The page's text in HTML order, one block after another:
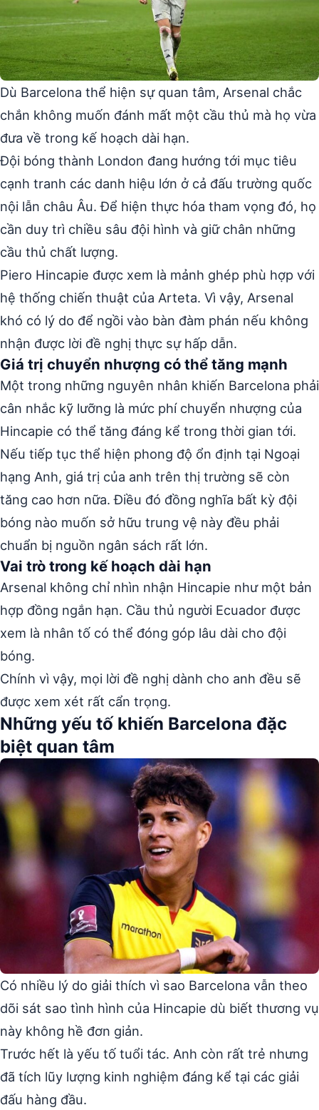
Dù Barcelona thể hiện sự quan tâm, Arsenal chắc
chắn không muốn đánh mất một cầu thủ mà họ vừa
đưa về trong kế hoạch dài hạn.
Đội bóng thành London đang hướng tới mục tiêu
cạnh tranh các danh hiệu lớn ở cả đấu trường quốc
nội lẫn châu Âu. Để hiện thực hóa tham vọng đó, họ
cần duy trì chiều sâu đội hình và giữ chân những
cầu thủ chất lượng.
Piero Hincapie được xem là mảnh ghép phù hợp với
hệ thống chiến thuật của Arteta. Vì vậy, Arsenal
khó có lý do để ngồi vào bàn đàm phán nếu không
nhận được lời đề nghị thực sự hấp dẫn.
Giá trị chuyển nhượng có thể tăng mạnh
Một trong những nguyên nhân khiến Barcelona phải
cân nhắc kỹ lưỡng là mức phí chuyển nhượng của
Hincapie có thể tăng đáng kể trong thời gian tới.
Nếu tiếp tục thể hiện phong độ ổn định tại Ngoại
hạng Anh, giá trị của anh trên thị trường sẽ còn
tăng cao hơn nữa. Điều đó đồng nghĩa bất kỳ đội
bóng nào muốn sở hữu trung vệ này đều phải
chuẩn bị nguồn ngân sách rất lớn.
Vai trò trong kế hoạch dài hạn
Arsenal không chỉ nhìn nhận Hincapie như một bản
hợp đồng ngắn hạn. Cầu thủ người Ecuador được
xem là nhân tố có thể đóng góp lâu dài cho đội
bóng.
Chính vì vậy, mọi lời đề nghị dành cho anh đều sẽ
được xem xét rất cẩn trọng.
Những yếu tố khiến Barcelona đặc
biệt quan tâm
Có nhiều lý do giải thích vì sao Barcelona vẫn theo
dõi sát sao tình hình của Hincapie dù biết thương vụ
này không hề đơn giản.
Trước hết là yếu tố tuổi tác. Anh còn rất trẻ nhưng
đã tích lũy lượng kinh nghiệm đáng kể tại các giải
đấu hàng đầu.